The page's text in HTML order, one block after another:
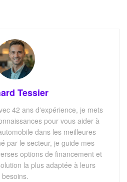
Tessier
42 ans d'expérience, je mets
pour vous aider à
dans les meilleures
par le secteur, je guide mes
options de financement et
la plus adaptée à leurs
besoins.